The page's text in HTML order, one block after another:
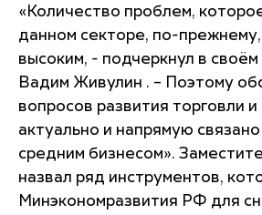
«Количество проблем,
данном секторе, по-прежнему,
высоким, - подчеркнул в
Вадим Живулин . – Поэтому
вопросов развития торговли и
актуально и напрямую
средним бизнесом».
назвал ряд инструментов,
Минэкономразвития РФ для